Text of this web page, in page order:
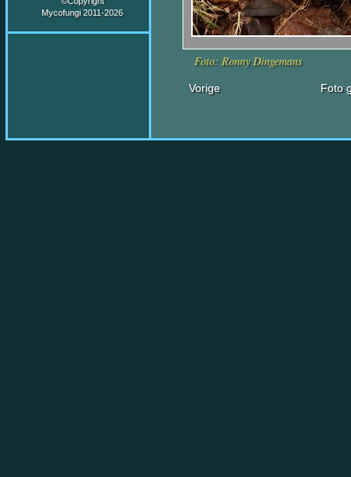
Mycofungi 2011-2026
Foto: Ronny Dingemans
Vorige Foto